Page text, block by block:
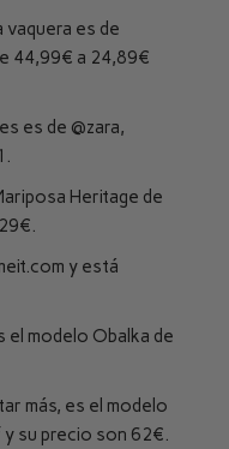
vaquera es de
44,99€ a 24,89€
es de @zara,
Heritage de
y está
el modelo Obalka de
más, es el modelo
y su precio son 62€.